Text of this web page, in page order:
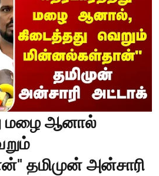
மழை ஆனால்
தமிமுன் அன்சாரி